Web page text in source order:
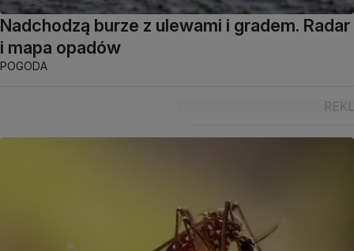
Nadchodzą burze z ulewami i gradem. Radar
i mapa opadów
POGODA